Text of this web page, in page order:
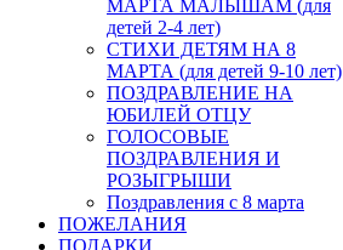
МАРТА МАЛЫШАМ (для
детей 2-4 лет)
СТИХИ ДЕТЯМ НА 8
МАРТА (для детей 9-10 лет)
ПОЗДРАВЛЕНИЕ НА
ЮБИЛЕЙ ОТЦУ
ГОЛОСОВЫЕ
ПОЗДРАВЛЕНИЯ И
РОЗЫГРЫШИ
Поздравления с 8 марта
ПОЖЕЛАНИЯ
ПОДАРКИ